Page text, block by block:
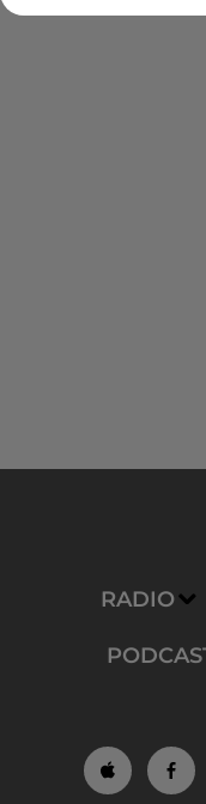
RADIO